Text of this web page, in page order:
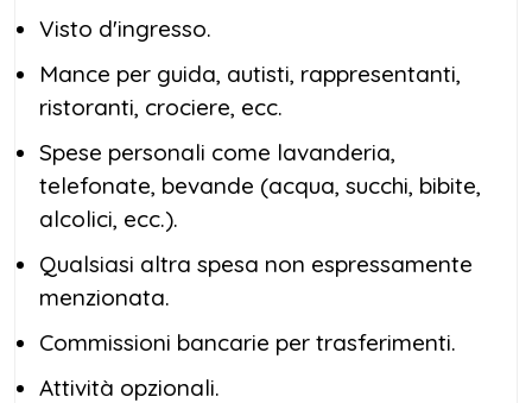
Visto d'ingresso.
Mance per guida, autisti, rappresentanti,
ristoranti, crociere, ecc.
Spese personali come lavanderia,
telefonate, bevande (acqua, succhi, bibite,
alcolici, ecc.).
Qualsiasi altra spesa non espressamente
menzionata.
Commissioni bancarie per trasferimenti.
Attività opzionali.